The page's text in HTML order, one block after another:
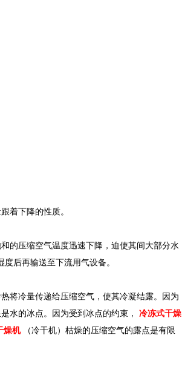
着下降的性质。
的压缩空气温度迅速下降，迫使其间大部分水
后再输送至下流用气设备。
将冷量传递给压缩空气，使其冷凝结露。因为
水的冰点。因为受到冰点的约束，
冷冻式干燥
燥机
（冷干机）枯燥的压缩空气的露点是有限